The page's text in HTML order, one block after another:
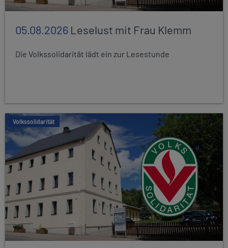
05.08.2026 Leselust mit Frau Klemm
Die Volkssolidarität lädt ein zur Lesestunde
Volkssolidarität